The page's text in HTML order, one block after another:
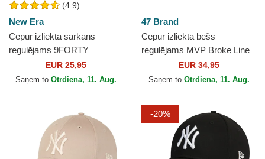
(4.9)
New Era
Cepur izliekta sarkans
regulējams 9FORTY
Essential no New York
Yankees MLB no New Era
EUR 25,95
Saņem to Otrdiena, 11. Aug.
47 Brand
Cepur izliekta bēšs
regulējams MVP Broke Line
no Los Angeles Dodgers
MLB no 47 Brand
EUR 34,95
Saņem to Otrdiena, 11. Aug.
-20%